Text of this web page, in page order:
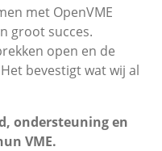
met OpenVME
groot succes.
open en de
bevestigt wat wij al
ondersteuning en
VME.